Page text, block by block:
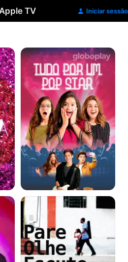
TV Iniciar sessão
Tudo
Por
Um
Pop
Star
Pare
Olhe
Escute